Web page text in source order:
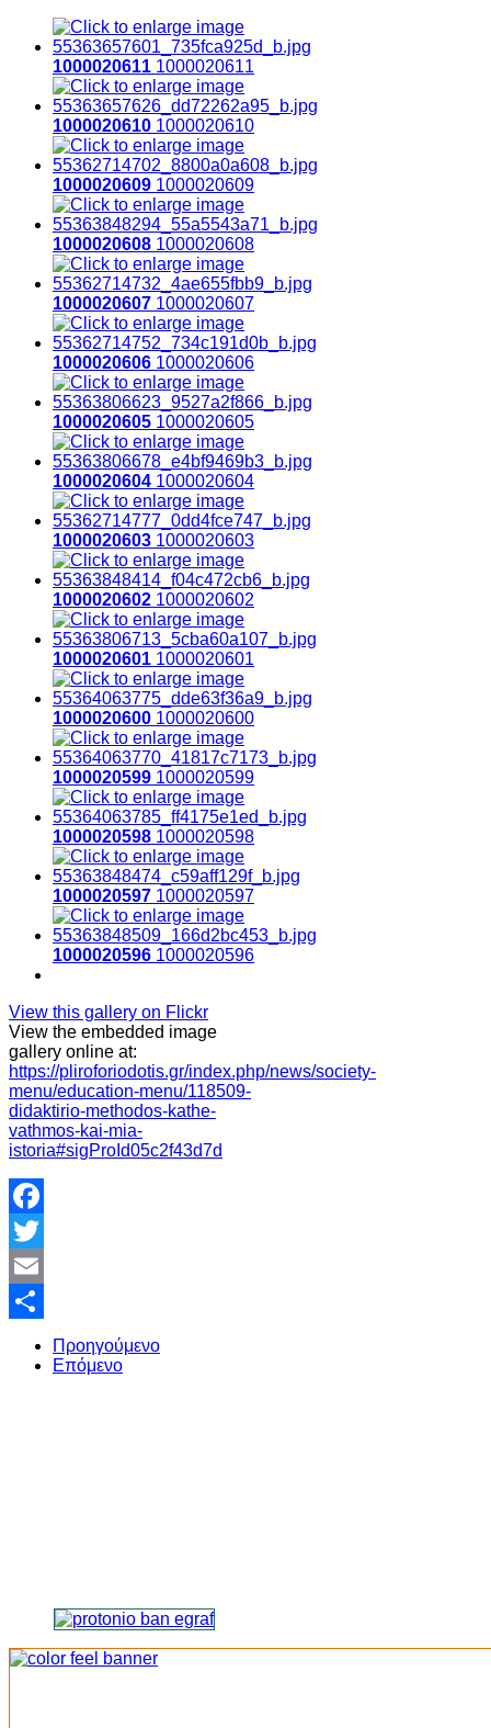
1000020611 1000020611
1000020610 1000020610
1000020609 1000020609
1000020608 1000020608
1000020607 1000020607
1000020606 1000020606
1000020605 1000020605
1000020604 1000020604
1000020603 1000020603
1000020602 1000020602
1000020601 1000020601
1000020600 1000020600
1000020599 1000020599
1000020598 1000020598
1000020597 1000020597
1000020596 1000020596
View this gallery on Flickr
View the embedded image
gallery online at:
https://pliroforiodotis.gr/index.php/news/society-
menu/education-menu/118509-
didaktirio-methodos-kathe-
vathmos-kai-mia-
istoria#sigProId05c2f43d7d
Facebook
Twitter
Email
Share
Προηγούμενο
Επόμενο